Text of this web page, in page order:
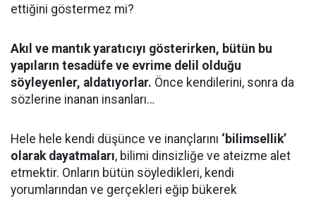
ettiğini göstermez mi?
Akıl ve mantık yaratıcıyı gösterirken, bütün bu
yapıların tesadüfe ve evrime delil olduğu
söyleyenler, aldatıyorlar. Önce kendilerini, sonra da
sözlerine inanan insanları…
Hele hele kendi düşünce ve inançlarını ‘bilimsellik’
olarak dayatmaları, bilimi dinsizliğe ve ateizme alet
etmektir. Onların bütün söyledikleri, kendi
yorumlarından ve gerçekleri eğip bükerek